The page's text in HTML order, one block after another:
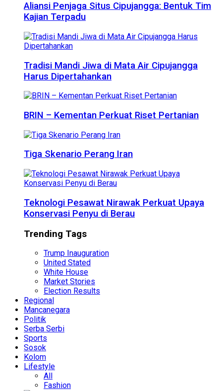
Aliansi Penjaga Situs Cipujangga: Bentuk Tim
Kajian Terpadu
Tradisi Mandi Jiwa di Mata Air Cipujangga
Harus Dipertahankan
BRIN – Kementan Perkuat Riset Pertanian
Tiga Skenario Perang Iran
Teknologi Pesawat Nirawak Perkuat Upaya
Konservasi Penyu di Berau
Trending Tags
Trump Inauguration
United Stated
White House
Market Stories
Election Results
Regional
Mancanegara
Politik
Serba Serbi
Sports
Sosok
Kolom
Lifestyle
All
Fashion